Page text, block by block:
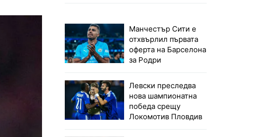
Манчестър Сити е
отхвърлил първата
оферта на Барселона
за Родри
Левски преследва
нова шампионатна
победа срещу
Локомотив Пловдив